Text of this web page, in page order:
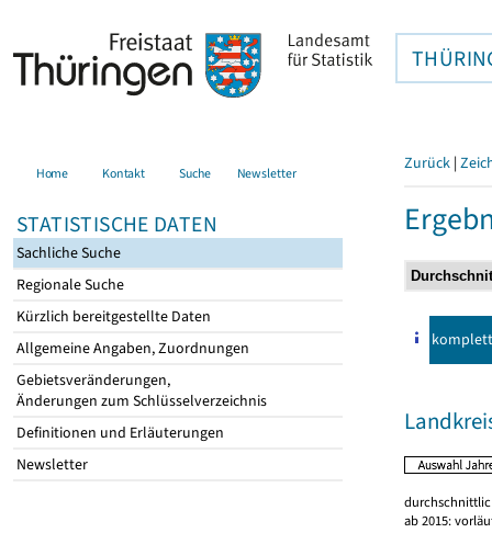
Home Kontakt Suche Newsletter
STATISTISCHE DATEN
Sachliche Suche
Regionale Suche
Kürzlich bereitgestellte Daten
Allgemeine Angaben, Zuordnungen
Gebietsveränderungen,
Änderungen zum Schlüsselverzeichnis
Definitionen und Erläuterungen
Newsletter
Zurück |
komplett
ab 2015: